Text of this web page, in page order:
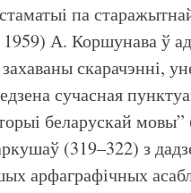
па
А. Коршунава ў
скарачэнні,
сучасная
беларускай
(319–322) з
арфаграфічных